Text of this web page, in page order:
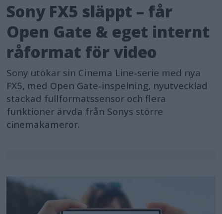
Sony FX5 släppt – får
Open Gate & eget internt
råformat för video
Sony utökar sin Cinema Line-serie med nya
FX5, med Open Gate-inspelning, nyutvecklad
stackad fullformatssensor och flera
funktioner ärvda från Sonys större
cinemakameror.